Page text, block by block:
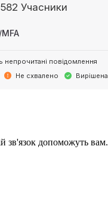
Учасники
непрочитані повідомлення
Не схвалено Вирішена
зв'язок допоможуть вам.